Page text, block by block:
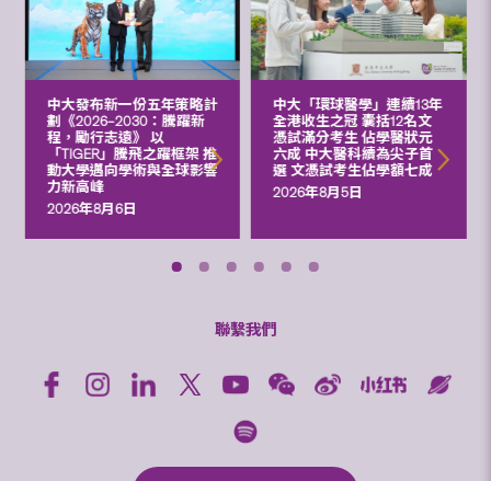
中大發布新一份五年策略計
劃《2026‒2030：騰躍新
程，勵行志遠》 以
「TIGER」騰飛之躍框架 推
動大學邁向學術與全球影響
力新高峰
2026年8月6日
中大「環球醫學」連續13年
全港收生之冠 囊括12名文
憑試滿分考生 佔學醫狀元
六成 中大醫科續為尖子首
選 文憑試考生佔學額七成
2026年8月5日
聯繫我們